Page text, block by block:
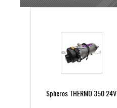
Spheros THERMO 350 24V